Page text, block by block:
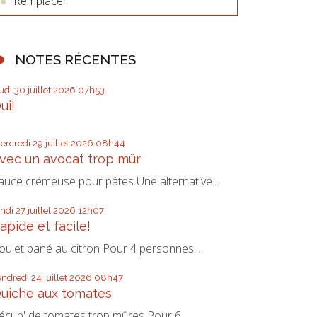
NOTES RÉCENTES
30 juillet 2026 07h53
29 juillet 2026 08h44
un avocat trop mûr
crémeuse pour pâtes Une alternative...
27 juillet 2026 12h07
et facile!
pané au citron Pour 4 personnes...
24 juillet 2026 08h47
aux tomates